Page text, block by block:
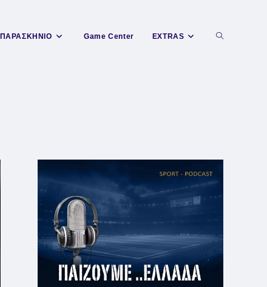
ΠΑΡΑΣΚΗΝΙΟ Game Center EXTRAS Toggle